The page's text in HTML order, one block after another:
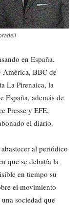
en España.
América, BBC de
La Pirenaica, la
España, además de
Presse y EFE,
el diario.
al periódico
que se debatía la
en tiempo su
el movimiento
sociedad que